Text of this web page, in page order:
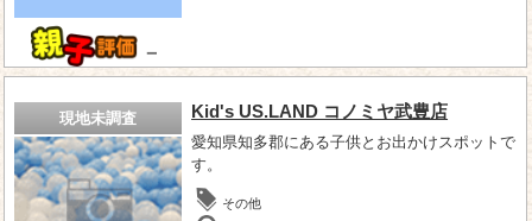
－
現地未調査 Kid's US.LAND コノミヤ武豊店
愛知県知多郡にある子供とお出かけスポットで
す。
その他